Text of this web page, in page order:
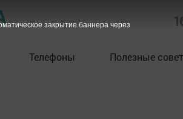
Телефоны Полезные
закрытие баннера через